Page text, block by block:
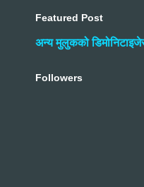
Featured Post
अन्य मुलुकको
Followers